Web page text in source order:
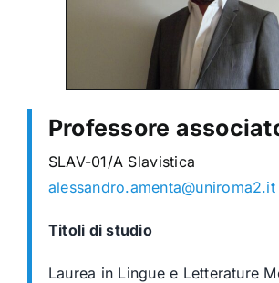
Professore
SLAV-01/A Slavistica
alessandro.amenta@uniroma2.it
Titoli di studio
Laurea in Lingue e Letterature